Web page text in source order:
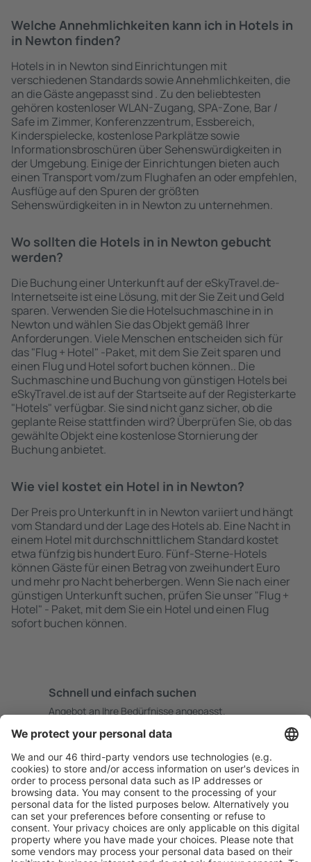
Welche Annehmlichkeiten kann ich in Hotels in
in Newton finden?
Hotels in in Newton sind Einrichtungen mit
verschiedenen Standards sowie Annehmlichkeiten, die
an die Gäste angepasst sind . Zu den beliebtesten
gehören kostenloser WLAN-Zugang, SPA-Zone, Bar /
Safe im Zimmer, Konferenzzentrum, Essbereich,
Kinderspielecke, kostenlose Parkplätze sowie
Informationsbroschüren über Sehenswürdigkeiten in
der Umgebung. Einige der Einrichtungen bieten auch
einen Transport vom/zum Flughafen an oder empfehlen,
Ausflüge auf den Spuren der größten
Sehenswürdigkeiten in in Newton zu unternehmen.
Wo sollten die Hotels in in Newton gebucht
werden?
Die Buchung einer Unterkunft auf der eSkyTravel.de-
Internetseite ist eine Lösung, mit der Sie Zeit und Geld
sparen. Verwenden Sie die Hotelsuchmaschine in in
Newton und wählen Sie das Objekt gemäß Ihrer
Anforderungen. Viele Menschen entscheiden sich für
das "Flug + Hotel" -Paket, mit dem Sie Zeit sparen und
einen Flug und Hotel sofort buchen können.. Die
Suchmaschine und Buchung von günstigen Hotels bei
eSkyTravel.de ist auf der Startseite auf der Registerkarte
"Hotels" verfügbar. Sie sind nicht ganz sicher, ob die
geplante Reise stattfinden wird? Überprüfen Sie, ob das
gewählte Objekt eine kostenlose Stornierung der
Buchung anbietet.
Wie viel kostet ein Hotel in in Newton?
Der Preis pro Unterkunft in in Newton variiert und hängt
vom Standard und der Lage des Hotels ab. Eine Nacht in
einem Hotel mit durchschnittlichem Standard kostet
etwa fünfzig bis hundert Euro. Fünf-Sterne-Hotels
können Gäste für einen Betrag von zweihundert Euro
und mehr pro Nacht beherbergen. Wenn Sie nach einer
günstigen Unterkunft suchen, prüfen Sie unser "Flug +
Hotel" - Paket, mit dem Sie ein Hotel und einen Flug
sofort buchen können.
Schnell und einfach suchen
Angebot an Ihre Bedürfnisse angepasst.
Sicher planen
Buchen ohne Sorgen mit einer kostenlosen
Stornierungsoption.
Mehr sparen
Attraktive Preise und Spezialangebote für eingeloggte
Benutzer.